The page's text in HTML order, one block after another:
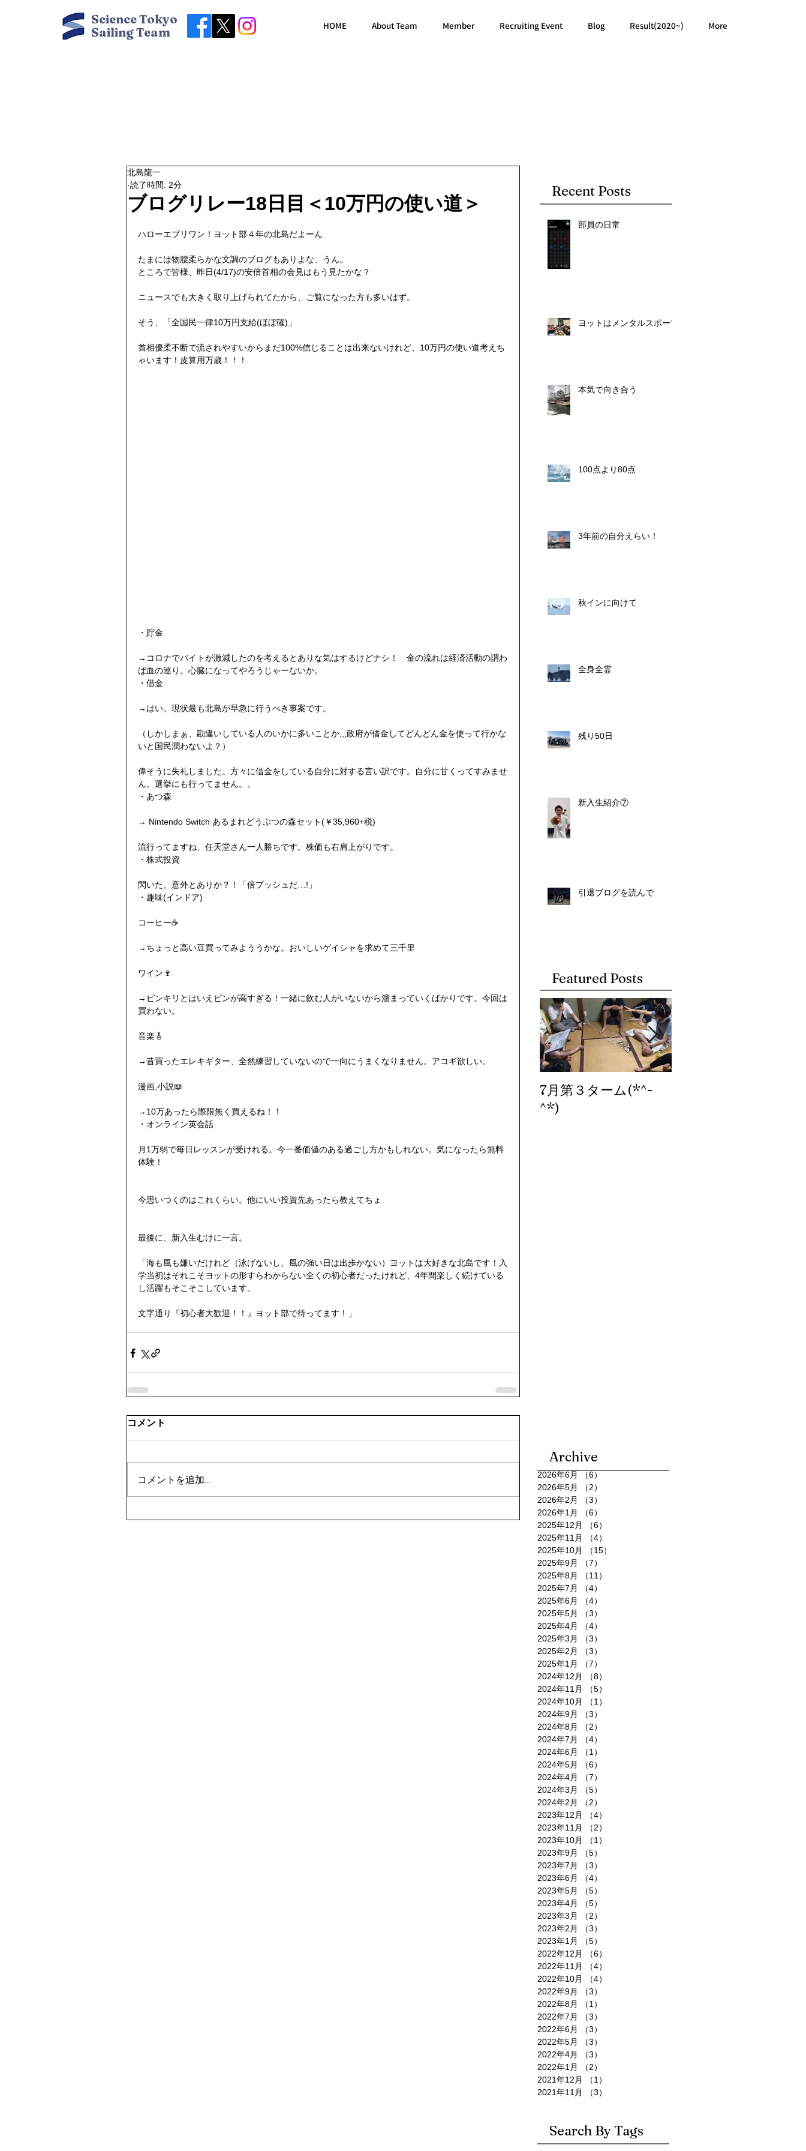
Science Tokyo
Sailing Team
HOME About Team Member Recruiting Event Blog Result(2020~) More
ブログリレー18日目＜10万円の使い道＞
北島龍一
読了時間: 2分
ハローエブリワン！ヨット部４年の北島だよーん
たまには物腰柔らかな文調のブログもありよな、うん。
ところで皆様、昨日(4/17)の安倍首相の会見はもう見たかな？
ニュースでも大きく取り上げられてたから、ご覧になった方も多いはず。
そう、「全国民一律10万円支給(ほぼ確)」
首相優柔不断で流されやすいからまだ100%信じることは出来ないけれど、10万円の使い道考えち
ゃいます！皮算用万歳！！！
・貯金
→コロナでバイトが激減したのを考えるとありな気はするけどナシ！　金の流れは経済活動の謂わ
ば血の巡り。心臓になってやろうじゃーないか。
・借金
→はい。現状最も北島が早急に行うべき事案です。
（しかしまぁ、勘違いしている人のいかに多いことか,,,政府が借金してどんどん金を使って行かな
いと国民潤わないよ？）
偉そうに失礼しました。方々に借金をしている自分に対する言い訳です。自分に甘くってすみませ
ん。選挙にも行ってません。。
・あつ森
→ Nintendo Switch あるまれどうぶつの森セット(￥35,960+税)
流行ってますね、任天堂さん一人勝ちです。株価も右肩上がりです。
・株式投資
閃いた。意外とありか？！「倍プッシュだ…!」
・趣味(インドア)
コーヒー☕️
→ちょっと高い豆買ってみよううかな。おいしいゲイシャを求めて三千里
ワイン🍷
→ピンキリとはいえピンが高すぎる！一緒に飲む人がいないから溜まっていくばかりです。今回は
買わない。
音楽🎸
→昔買ったエレキギター、全然練習していないので一向にうまくなりません。アコギ欲しい。
漫画,小説📖
→10万あったら際限無く買えるね！！
・オンライン英会話
月1万弱で毎日レッスンが受けれる。今一番価値のある過ごし方かもしれない。気になったら無料
体験！
今思いつくのはこれくらい。他にいい投資先あったら教えてちょ
最後に、新入生むけに一言。
「海も風も嫌いだけれど（泳げないし、風の強い日は出歩かない）ヨットは大好きな北島です！入
学当初はそれこそヨットの形すらわからない全くの初心者だったけれど、4年間楽しく続けている
し活躍もそこそこしています。
文字通り『初心者大歓迎！！』ヨット部で待ってます！」
コメント
コメントを追加…
Recent Posts
部員の日常
ヨットはメンタルスポーツ
本気で向き合う
100点より80点
3年前の自分えらい！
秋インに向けて
全身全霊
残り50日
新入生紹介⑦
引退ブログを読んで
Featured Posts
7月第３ターム(*^-
^*)
2026年6月 （6）
2026年5月
（2）
2026年2月
（3）
2026年1月
（6）
2025年12月
（6）
2025年11月
（4）
2025年10月
（15）
2025年9月
（7）
2025年8月
（11）
2025年7月
（4）
2025年6月
（4）
2025年5月
（3）
2025年4月
（4）
2025年3月
（3）
2025年2月
（3）
2025年1月
（7）
2024年12月
（8）
2024年11月
（5）
2024年10月
（1）
2024年9月
（3）
2024年8月
（2）
2024年7月
（4）
2024年6月
（1）
2024年5月
（6）
2024年4月
（7）
2024年3月
（5）
2024年2月
（2）
2023年12月
（4）
2023年11月
（2）
2023年10月
（1）
2023年9月
（5）
2023年7月
（3）
2023年6月
（4）
2023年5月
（5）
2023年4月
（5）
2023年3月
（2）
2023年2月
（3）
2023年1月
（5）
2022年12月
（6）
2022年11月
（4）
2022年10月
（4）
2022年9月
（3）
2022年8月
（1）
2022年7月
（3）
2022年6月
（3）
2022年5月
（3）
2022年4月
（3）
2022年1月
（2）
2021年12月
（1）
2021年11月
（3）
Archive
Search By Tags